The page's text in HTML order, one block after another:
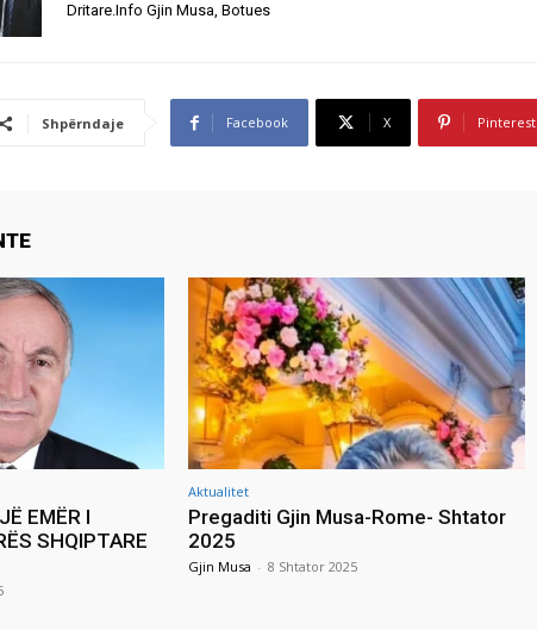
Dritare.Info Gjin Musa, Botues
Shpërndaje Facebook X Pinterest
EMËR I
SHQIPTARE
Aktualitet
Pregaditi Gjin Musa-Rome- Shtator
2025
Gjin Musa - 8 Shtator 2025